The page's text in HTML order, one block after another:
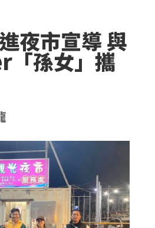
夜市宣導 與
孫女」攜